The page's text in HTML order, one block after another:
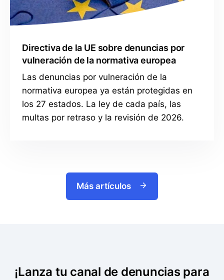
Directiva de la UE sobre denuncias por
vulneración de la normativa europea
Las denuncias por vulneración de la
normativa europea ya están protegidas en
los 27 estados. La ley de cada país, las
multas por retraso y la revisión de 2026.
Más artículos
¡Lanza tu canal de denuncias para